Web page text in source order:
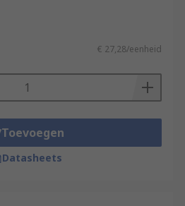
€ 27,28/eenheid
Toevoegen
Datasheets